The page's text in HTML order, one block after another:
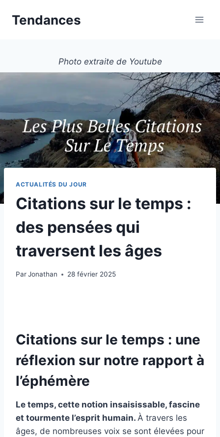
Tendances
Photo extraite de Youtube
ACTUALITÉS DU JOUR
Citations sur le temps :
des pensées qui
traversent les âges
ParJonathan 28 février 2025
Citations sur le temps : une
réflexion sur notre rapport à
l’éphémère
Le temps, cette notion insaisissable, fascine
et tourmente l’esprit humain. À travers les
âges, de nombreuses voix se sont élevées pour